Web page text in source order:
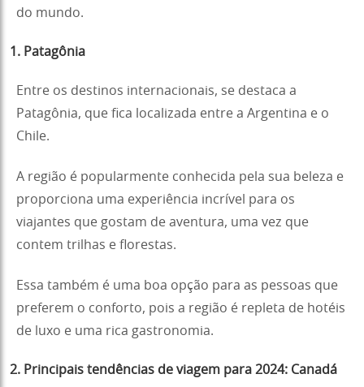
do mundo.
1. Patagônia
Entre os destinos internacionais, se destaca a
Patagônia, que fica localizada entre a Argentina e o
Chile.
A região é popularmente conhecida pela sua beleza e
proporciona uma experiência incrível para os
viajantes que gostam de aventura, uma vez que
contem trilhas e florestas.
Essa também é uma boa opção para as pessoas que
preferem o conforto, pois a região é repleta de hotéis
de luxo e uma rica gastronomia.
2. Principais tendências de viagem para 2024: Canadá